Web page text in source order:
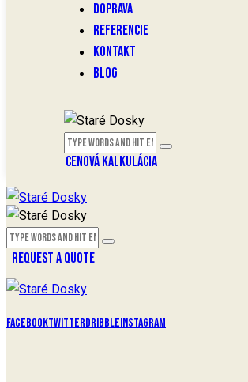
DOPRAVA
REFERENCIE
KONTAKT
BLOG
CENOVÁ KALKULÁCIA
REQUEST A QUOTE
FacebookTwitterDribbleInstagram